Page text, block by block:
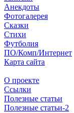
Анекдоты
Фотогалерея
Сказки
Стихи
Футболия
ПО/Комп/Интернет
Карта сайта
О проекте
Ссылки
Полезные статьи
Полезные статьи-2